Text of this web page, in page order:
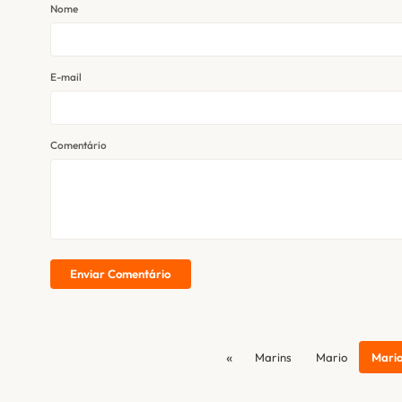
Nome
E-mail
Comentário
Enviar Comentário
« Marins Mario